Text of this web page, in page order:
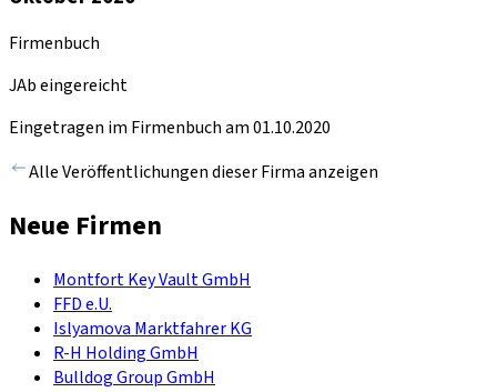
Firmenbuch
JAb eingereicht
Eingetragen im Firmenbuch am 01.10.2020
Alle Veröffentlichungen dieser Firma anzeigen
Neue Firmen
Montfort Key Vault GmbH
FFD e.U.
Islyamova Marktfahrer KG
R-H Holding GmbH
Bulldog Group GmbH